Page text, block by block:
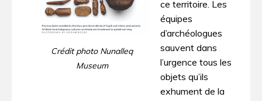
Crédit photo Nunalleq
Museum
ce territoire. Les
équipes
d’archéologues
sauvent dans
l’urgence tous les
objets qu’ils
exhument de la